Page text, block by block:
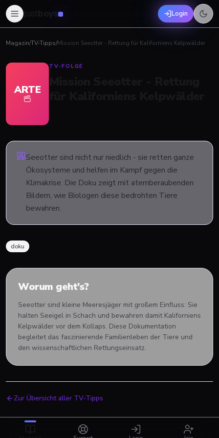
boys Login
Magazin/TV-Tipps/Mission Seeotter - Rettung für Kaliforniens Kelpwälder
ARTE
TV-FOLGE
Seeotter sind nicht nur niedlich - sie retten ganze
Ökosysteme und helfen im Kampf gegen die
Klimakrise. Die Doku zeigt mit atemberaubenden
Bildern, wie Biologen diese bedrohten Tiere
bewahren.
doku
Worum geht's?
Seeotter sind kleine Meeresjäger mit großem Einfluss: Sie
halten Seeigel in Schach und bewahren damit Kaliforniens
Kelpwälder vor dem Kollaps. Diese Dokumentation
begleitet das faszinierende Familienleben der Tiere und
den wissenschaftlichen Rettungseinsatz.
Zur Übersicht aller TV-Tipps